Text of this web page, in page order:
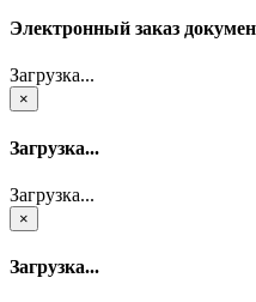
Электронный заказ
Загрузка...
×
Загрузка...
Загрузка...
×
Загрузка...